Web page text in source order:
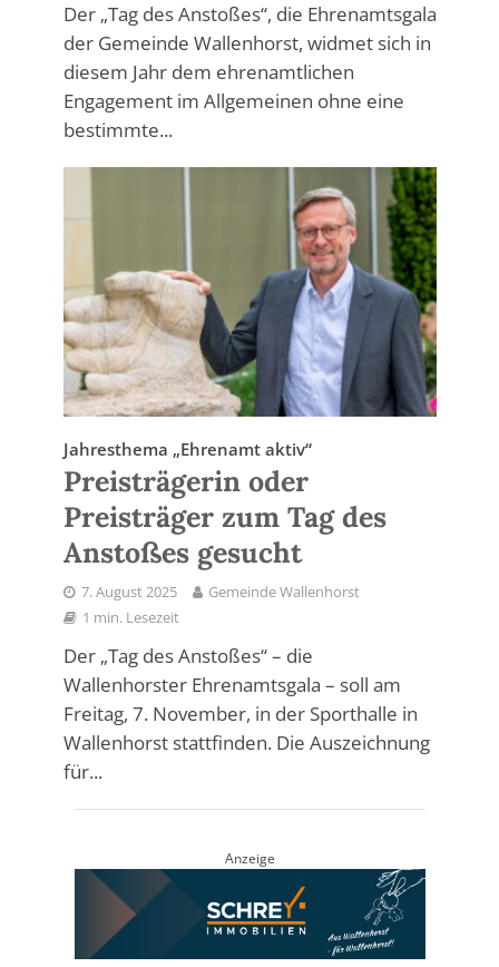
Der „Tag des Anstoßes“, die Ehrenamtsgala
der Gemeinde Wallenhorst, widmet sich in
diesem Jahr dem ehrenamtlichen
Engagement im Allgemeinen ohne eine
bestimmte...
Jahresthema „Ehrenamt aktiv“
Preisträgerin oder
Preisträger zum Tag des
Anstoßes gesucht
7. August 2025
Gemeinde Wallenhorst
1 min. Lesezeit
Der „Tag des Anstoßes“ – die
Wallenhorster Ehrenamtsgala – soll am
Freitag, 7. November, in der Sporthalle in
Wallenhorst stattfinden. Die Auszeichnung
für...
Anzeige